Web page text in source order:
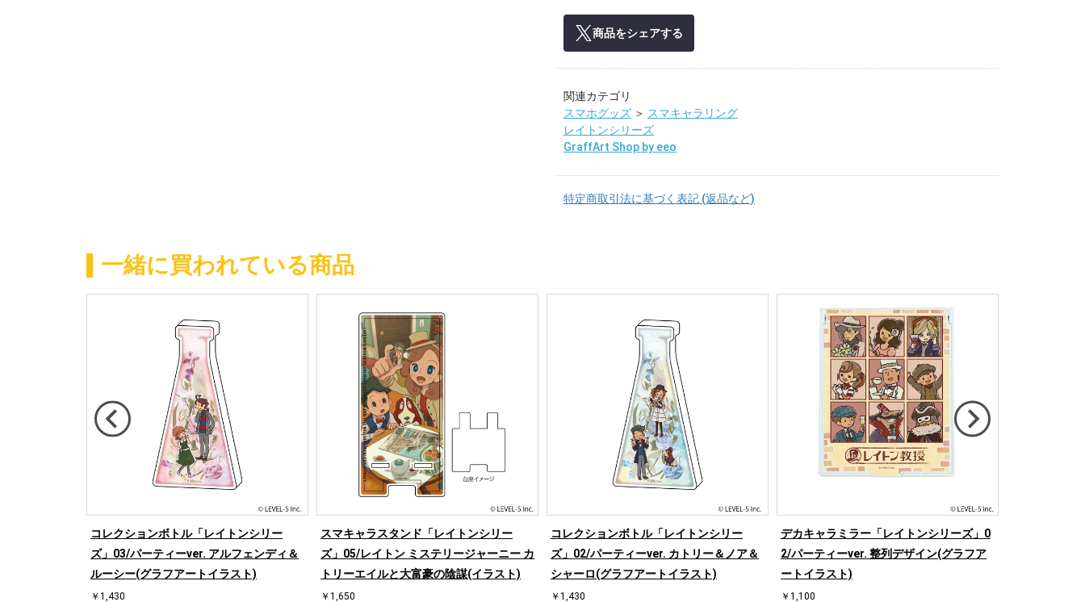
商品をシェアする
関連カテゴリ
スマホグッズ ＞ スマキャラリング
レイトンシリーズ
GraffArt Shop by eeo
特定商取引法に基づく表記 (返品など)
一緒に買われている商品
コレクションボトル「レイトンシリー
ズ」03/パーティーver. アルフェンディ＆
ルーシー(グラフアートイラスト)
￥1,430
スマキャラスタンド「レイトンシリー
ズ」05/レイトン ミステリージャーニー カ
トリーエイルと大富豪の陰謀(イラスト)
￥1,650
コレクションボトル「レイトンシリー
ズ」02/パーティーver. カトリー＆ノア＆
シャーロ(グラフアートイラスト)
￥1,430
デカキャラミラー「レイトンシリーズ」0
2/パーティーver. 整列デザイン(グラフア
ートイラスト)
￥1,100